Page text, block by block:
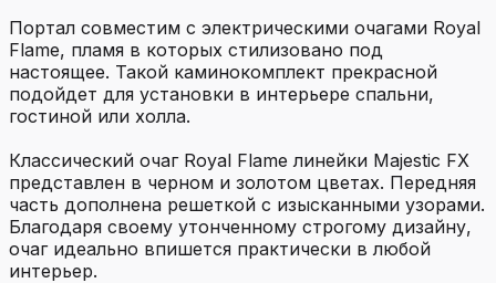
Портал совместим с электрическими очагами Royal
Flame, пламя в которых стилизовано под
настоящее. Такой каминокомплект прекрасной
подойдет для установки в интерьере спальни,
гостиной или холла.
Классический очаг Royal Flame линейки Majestic FX
представлен в черном и золотом цветах. Передняя
часть дополнена решеткой с изысканными узорами.
Благодаря своему утонченному строгому дизайну,
очаг идеально впишется практически в любой
интерьер.